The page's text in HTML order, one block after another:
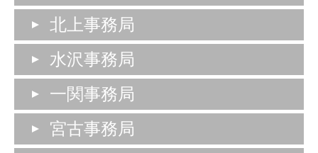
北上事務局
水沢事務局
一関事務局
宮古事務局